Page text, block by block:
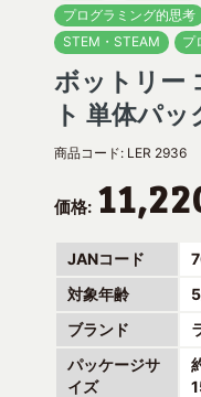
プログラミング的思考
STEM・STEAM
プ
ボットリー
ト 単体パッ
商品コード: LER 2936
価格:
JANコード
対象年齢
ブランド
パッケージサ
イズ